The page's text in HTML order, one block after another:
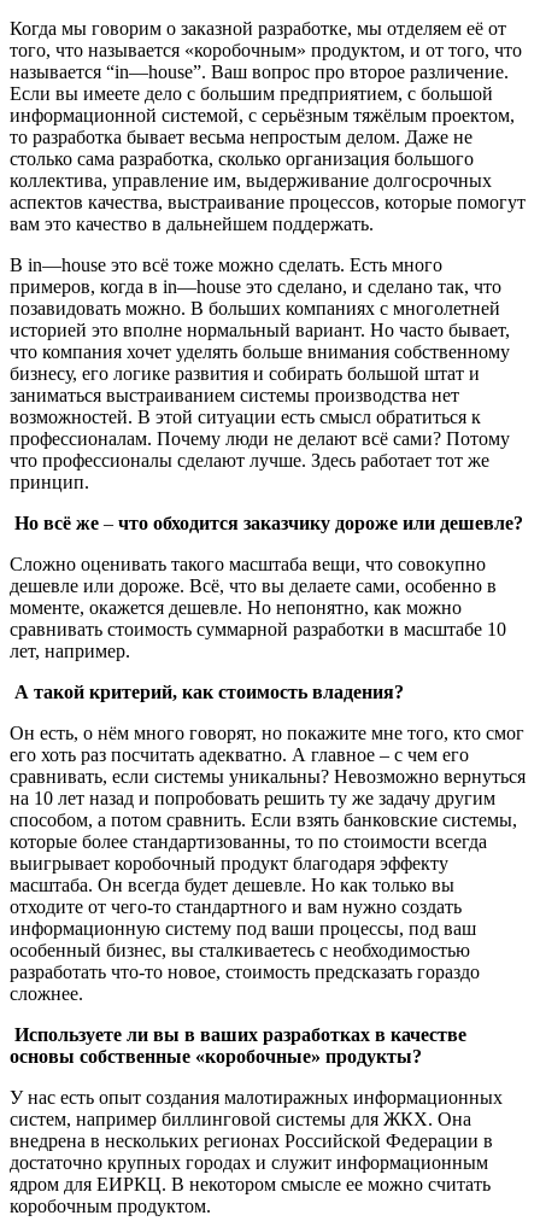
Когда мы говорим о заказной разработке, мы отделяем её от
того, что называется «коробочным» продуктом, и от того, что
называется “in—house”. Ваш вопрос про второе различение.
Если вы имеете дело с большим предприятием, с большой
информационной системой, с серьёзным тяжёлым проектом,
то разработка бывает весьма непростым делом. Даже не
столько сама разработка, сколько организация большого
коллектива, управление им, выдерживание долгосрочных
аспектов качества, выстраивание процессов, которые помогут
вам это качество в дальнейшем поддержать.
В in—house это всё тоже можно сделать. Есть много
примеров, когда в in—house это сделано, и сделано так, что
позавидовать можно. В больших компаниях с многолетней
историей это вполне нормальный вариант. Но часто бывает,
что компания хочет уделять больше внимания собственному
бизнесу, его логике развития и собирать большой штат и
заниматься выстраиванием системы производства нет
возможностей. В этой ситуации есть смысл обратиться к
профессионалам. Почему люди не делают всё сами? Потому
что профессионалы сделают лучше. Здесь работает тот же
принцип.
Но всё же – что обходится заказчику дороже или дешевле?
Сложно оценивать такого масштаба вещи, что совокупно
дешевле или дороже. Всё, что вы делаете сами, особенно в
моменте, окажется дешевле. Но непонятно, как можно
сравнивать стоимость суммарной разработки в масштабе 10
лет, например.
А такой критерий, как стоимость владения?
Он есть, о нём много говорят, но покажите мне того, кто смог
его хоть раз посчитать адекватно. А главное – с чем его
сравнивать, если системы уникальны? Невозможно вернуться
на 10 лет назад и попробовать решить ту же задачу другим
способом, а потом сравнить. Если взять банковские системы,
которые более стандартизованны, то по стоимости всегда
выигрывает коробочный продукт благодаря эффекту
масштаба. Он всегда будет дешевле. Но как только вы
отходите от чего-то стандартного и вам нужно создать
информационную систему под ваши процессы, под ваш
особенный бизнес, вы сталкиваетесь с необходимостью
разработать что-то новое, стоимость предсказать гораздо
сложнее.
Используете ли вы в ваших разработках в качестве
основы собственные «коробочные» продукты?
У нас есть опыт создания малотиражных информационных
систем, например биллинговой системы для ЖКХ. Она
внедрена в нескольких регионах Российской Федерации в
достаточно крупных городах и служит информационным
ядром для ЕИРКЦ. В некотором смысле ее можно считать
коробочным продуктом.